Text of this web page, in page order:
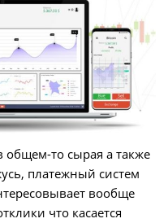
общем-то сырая а также
платежный систем
вообще
что касается